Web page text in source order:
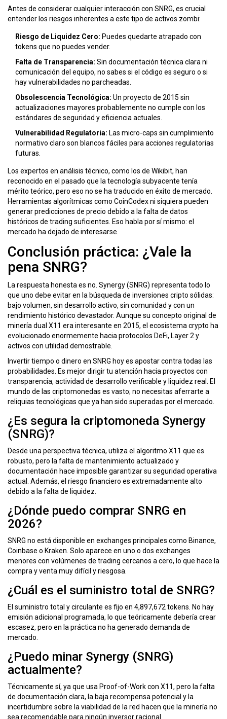
Antes de considerar cualquier interacción con SNRG, es crucial
entender los riesgos inherentes a este tipo de activos zombi:
Riesgo de Liquidez Cero: Puedes quedarte atrapado con
tokens que no puedes vender.
Falta de Transparencia: Sin documentación técnica clara ni
comunicación del equipo, no sabes si el código es seguro o si
hay vulnerabilidades no parcheadas.
Obsolescencia Tecnológica: Un proyecto de 2015 sin
actualizaciones mayores probablemente no cumple con los
estándares de seguridad y eficiencia actuales.
Vulnerabilidad Regulatoria: Las micro-caps sin cumplimiento
normativo claro son blancos fáciles para acciones regulatorias
futuras.
Los expertos en análisis técnico, como los de Wikibit, han
reconocido en el pasado que la tecnología subyacente tenía
mérito teórico, pero eso no se ha traducido en éxito de mercado.
Herramientas algorítmicas como CoinCodex ni siquiera pueden
generar predicciones de precio debido a la falta de datos
históricos de trading suficientes. Eso habla por sí mismo: el
mercado ha dejado de interesarse.
Conclusión práctica: ¿Vale la
pena SNRG?
La respuesta honesta es no. Synergy (SNRG) representa todo lo
que uno debe evitar en la búsqueda de inversiones cripto sólidas:
bajo volumen, sin desarrollo activo, sin comunidad y con un
rendimiento histórico devastador. Aunque su concepto original de
minería dual X11 era interesante en 2015, el ecosistema crypto ha
evolucionado enormemente hacia protocolos DeFi, Layer 2 y
activos con utilidad demostrable.
Invertir tiempo o dinero en SNRG hoy es apostar contra todas las
probabilidades. Es mejor dirigir tu atención hacia proyectos con
transparencia, actividad de desarrollo verificable y liquidez real. El
mundo de las criptomonedas es vasto; no necesitas aferrarte a
reliquias tecnológicas que ya han sido superadas por el mercado.
¿Es segura la criptomoneda Synergy
(SNRG)?
Desde una perspectiva técnica, utiliza el algoritmo X11 que es
robusto, pero la falta de mantenimiento actualizado y
documentación hace imposible garantizar su seguridad operativa
actual. Además, el riesgo financiero es extremadamente alto
debido a la falta de liquidez.
¿Dónde puedo comprar SNRG en
2026?
SNRG no está disponible en exchanges principales como Binance,
Coinbase o Kraken. Solo aparece en uno o dos exchanges
menores con volúmenes de trading cercanos a cero, lo que hace la
compra y venta muy difícil y riesgosa.
¿Cuál es el suministro total de SNRG?
El suministro total y circulante es fijo en 4,897,672 tokens. No hay
emisión adicional programada, lo que teóricamente debería crear
escasez, pero en la práctica no ha generado demanda de
mercado.
¿Puedo minar Synergy (SNRG)
actualmente?
Técnicamente sí, ya que usa Proof-of-Work con X11, pero la falta
de documentación clara, la baja recompensa potencial y la
incertidumbre sobre la viabilidad de la red hacen que la minería no
sea recomendable para ningún inversor racional.